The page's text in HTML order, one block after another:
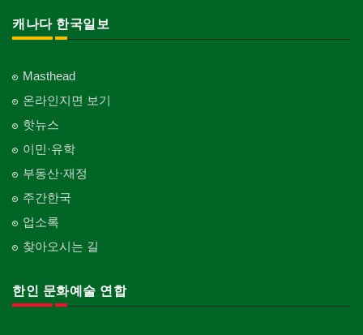
캐나다 한국일보
Masthead
온라인지면 보기
핫뉴스
이민·유학
부동산·재정
주간한국
업소록
찾아오시는 길
한인 문화예술 연합